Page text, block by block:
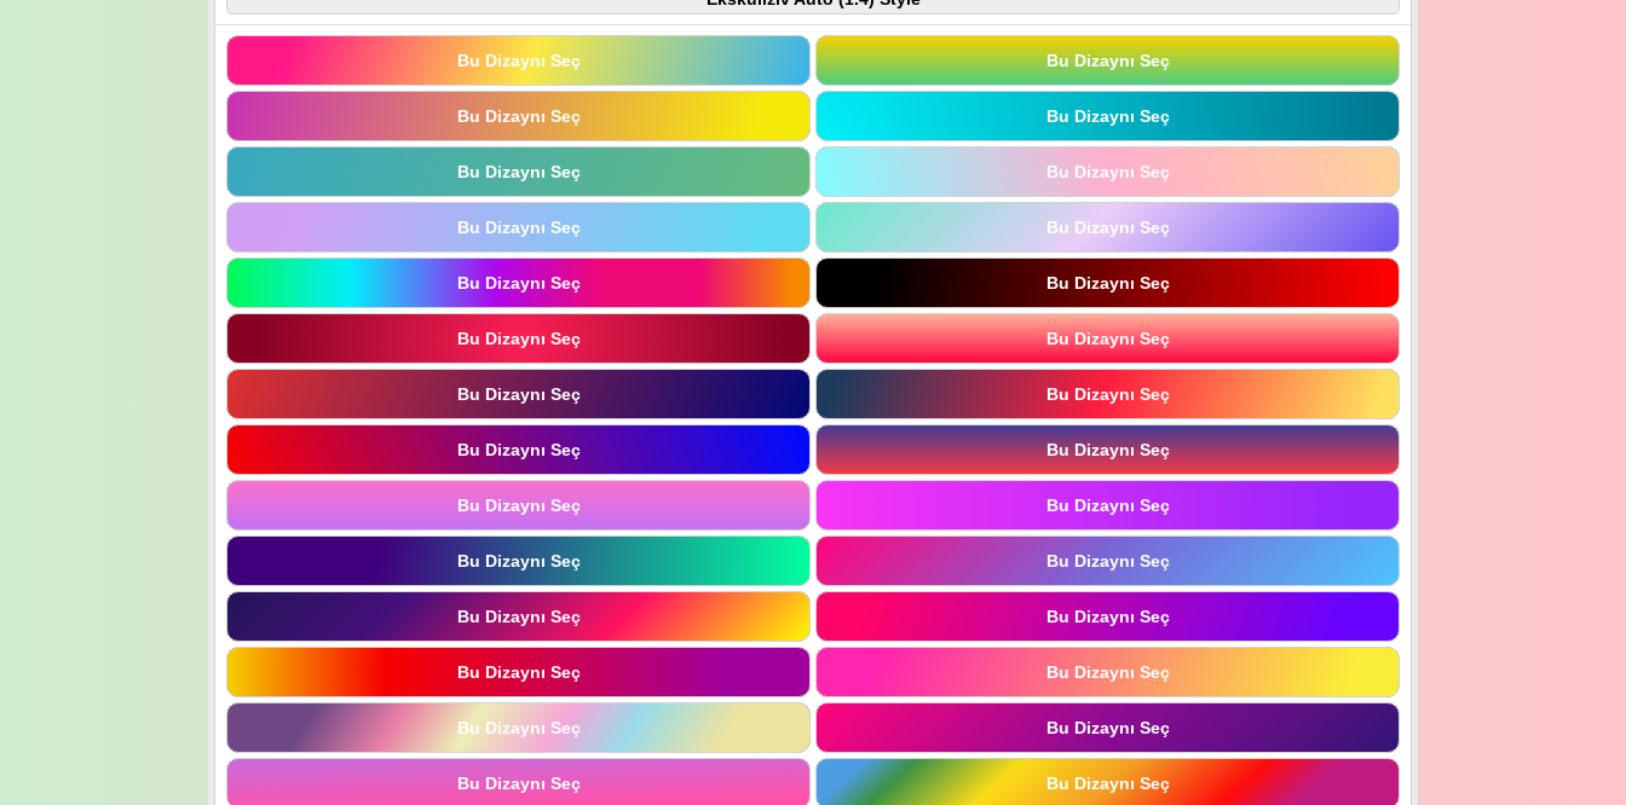
Bu Dizaynı Seç Bu Dizaynı Seç
Bu Dizaynı Seç Bu Dizaynı Seç
Bu Dizaynı Seç Bu Dizaynı Seç
Bu Dizaynı Seç Bu Dizaynı Seç
Bu Dizaynı Seç Bu Dizaynı Seç
Bu Dizaynı Seç Bu Dizaynı Seç
Bu Dizaynı Seç Bu Dizaynı Seç
Bu Dizaynı Seç Bu Dizaynı Seç
Bu Dizaynı Seç Bu Dizaynı Seç
Bu Dizaynı Seç Bu Dizaynı Seç
Bu Dizaynı Seç Bu Dizaynı Seç
Bu Dizaynı Seç Bu Dizaynı Seç
Bu Dizaynı Seç Bu Dizaynı Seç
Bu Dizaynı Seç Bu Dizaynı Seç